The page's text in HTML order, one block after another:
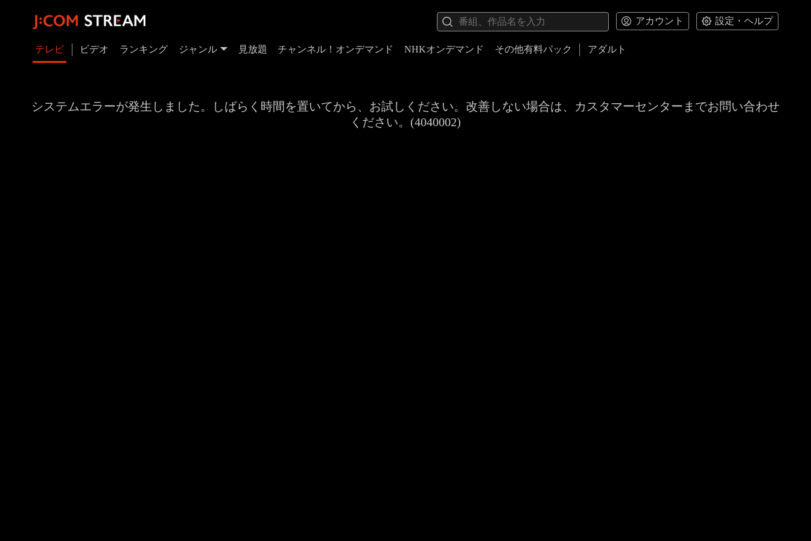
アカウント 設定・ヘルプ
テレビ ビデオ ランキング ジャンル 見放題 チャンネル！オンデマンド NHKオンデマンド その他有料パック アダルト
システムエラーが発生しました。しばらく時間を置いてから、お試しください。改善しない場合は、カスタマーセンターまでお問い合わせ
ください。(4040002)